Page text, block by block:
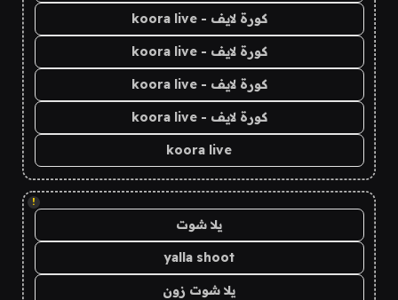
كورة لايف - koora live
كورة لايف - koora live
كورة لايف - koora live
كورة لايف - koora live
koora live
!
يلا شوت
yalla shoot
يلا شوت زون